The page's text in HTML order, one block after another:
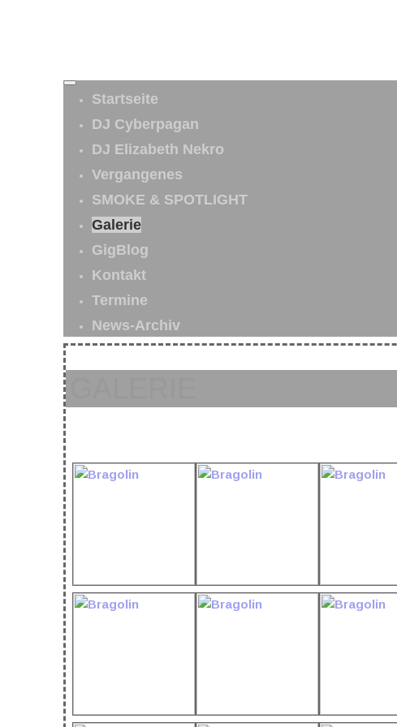
Startseite
DJ Cyberpagan
DJ Elizabeth Nekro
Vergangenes
SMOKE & SPOTLIGHT
Galerie
GigBlog
Kontakt
Termine
News-Archiv